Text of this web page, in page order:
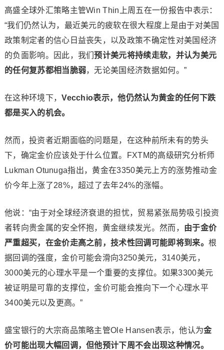
高盛全球外汇策略主管Win Thin上周五在一份报告中表示：
“我们仍然认为，最近美元的疲软在很大程度上是由于对美国
政策制定者的信心日益丧失，以及政策不确定性对美国经济
的负面影响。因此，我们预计美元将持续走软，并认为美元
的任何复苏都相当脆弱，无论美国经济数据如何。”
在这种环境下，Vecchio表示，他仍然认为黄金的任何下跌
都是买入的机会。
然而，投资者近期面临的问题是，在这种前所未有的势头
下，确定金价应该处于什么位置。FXTM的高级研究分析师
Lukman Otunuga指出，黄金在3350美元上方的涨势推动金
价今年上涨了28%，超过了去年24%的涨幅。
他说：“由于对全球经济衰退的担忧，贸易紧张局势吸引投资
者转向贵金属的安全怀抱，黄金继续发光。然而， 由于金价
严重超买，在金价走高之前，技术性回调可能即将到来。 根
据回调的强度，金价可能会滑向3250美元，3140美元，
3000美元的心理水平是一个重要的支撑位。如果3300美元
被证明是可靠的支撑位，金价可能会推向下一个心理水平
3400美元以及更高。”
盛宝银行的大宗商品策略主管Ole Hansen表示，他认为金
价可能出现大幅回调，但他预计下周不会出现这种情况。